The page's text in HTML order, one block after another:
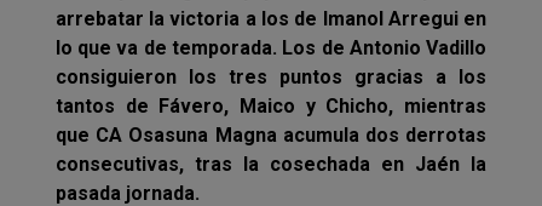
arrebatar la victoria a los de Imanol Arregui en
lo que va de temporada. Los de Antonio Vadillo
consiguieron los tres puntos gracias a los
tantos de Fávero, Maico y Chicho, mientras
que CA Osasuna Magna acumula dos derrotas
consecutivas, tras la cosechada en Jaén la
pasada jornada.